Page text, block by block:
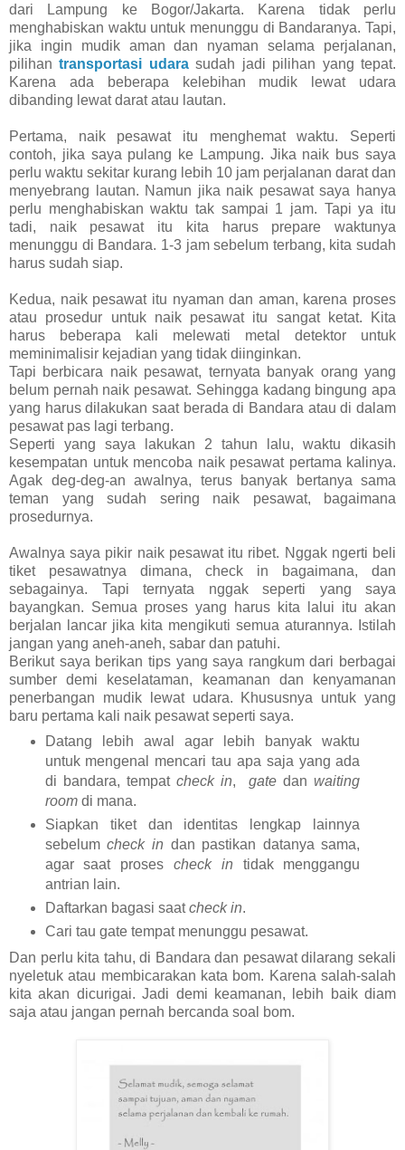
dari Lampung ke Bogor/Jakarta. Karena tidak perlu
menghabiskan waktu untuk menunggu di Bandaranya. Tapi,
jika ingin mudik aman dan nyaman selama perjalanan,
pilihantransportasi udarasudah jadi pilihan yang tepat.
Karena ada beberapa kelebihan mudik lewat udara
dibanding lewat darat atau lautan.
Pertama, naik pesawat itu menghemat waktu. Seperti
contoh, jika saya pulang ke Lampung. Jika naik bus saya
perlu waktu sekitar kurang lebih 10 jam perjalanan darat dan
menyebrang lautan. Namun jika naik pesawat saya hanya
perlu menghabiskan waktu tak sampai 1 jam. Tapi ya itu
tadi, naik pesawat itu kita harus prepare waktunya
menunggu di Bandara. 1-3 jam sebelum terbang, kita sudah
harus sudah siap.
Kedua, naik pesawat itu nyaman dan aman, karena proses
atau prosedur untuk naik pesawat itu sangat ketat. Kita
harus beberapa kali melewati metal detektor untuk
meminimalisir kejadian yang tidak diinginkan.
Tapi berbicara naik pesawat, ternyata banyak orang yang
belum pernah naik pesawat. Sehingga kadang bingung apa
yang harus dilakukan saat berada di Bandara atau di dalam
pesawat pas lagi terbang.
Seperti yang saya lakukan 2 tahun lalu, waktu dikasih
kesempatan untuk mencoba naik pesawat pertama kalinya.
Agak deg-deg-an awalnya, terus banyak bertanya sama
teman yang sudah sering naik pesawat, bagaimana
prosedurnya.
Awalnya saya pikir naik pesawat itu ribet. Nggak ngerti beli
tiket pesawatnya dimana, check in bagaimana, dan
sebagainya. Tapi ternyata nggak seperti yang saya
bayangkan. Semua proses yang harus kita lalui itu akan
berjalan lancar jika kita mengikuti semua aturannya. Istilah
jangan yang aneh-aneh, sabar dan patuhi.
Berikut saya berikan tips yang saya rangkum dari berbagai
sumber demi keselataman, keamanan dan kenyamanan
penerbangan mudik lewat udara. Khususnya untuk yang
baru pertama kali naik pesawat seperti saya.
Datang lebih awal agar lebih banyak waktu
untuk mengenal mencari tau apa saja yang ada
di bandara, tempat check in,gate danwaiting
roomdi mana.
Siapkan tiket dan identitas lengkap lainnya
sebelumcheck in dan pastikan datanya sama,
agar saat proses check in tidak menggangu
antrian lain.
Daftarkan bagasi saatcheck in.
Cari tau gate tempat menunggu pesawat.
Dan perlu kita tahu, di Bandara dan pesawat dilarang sekali
nyeletuk atau membicarakan kata bom. Karena salah-salah
kita akan dicurigai. Jadi demi keamanan, lebih baik diam
saja atau jangan pernah bercanda soal bom.